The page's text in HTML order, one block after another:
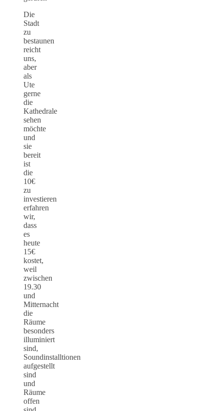
Die
Stadt
zu
bestaunen
reicht
uns,
aber
als
Ute
gerne
die
Kathedrale
sehen
möchte
und
sie
bereit
ist
die
10€
zu
investieren
erfahren
wir,
dass
es
heute
15€
kostet,
weil
zwischen
19.30
und
Mitternacht
die
Räume
besonders
illuminiert
sind,
Soundinstalltionen
aufgestellt
sind
und
Räume
offen